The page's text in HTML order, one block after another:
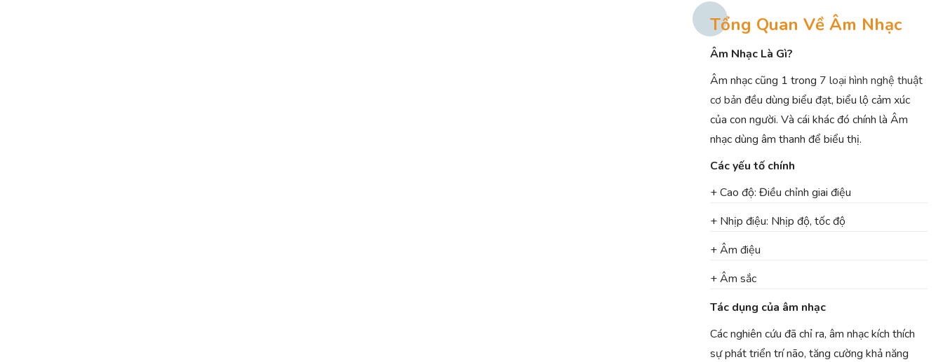
Tổng Quan Về Âm Nhạc
Âm Nhạc Là Gì?
Âm nhạc cũng 1 trong 7 loại hình nghệ thuật
cơ bản đều dùng biểu đạt, biểu lộ cảm xúc
của con người. Và cái khác đó chính là Âm
nhạc dùng âm thanh để biểu thị.
Các yếu tố chính
+ Cao độ: Điều chỉnh giai điệu
+ Nhịp điệu: Nhịp độ, tốc độ
+ Âm điệu
+ Âm sắc
Tác dụng của âm nhạc
Các nghiên cứu đã chỉ ra, âm nhạc kích thích
sự phát triển trí não, tăng cường khả năng